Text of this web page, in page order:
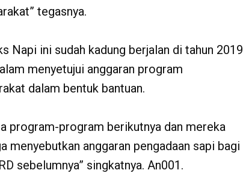
tegasnya.
Napi ini sudah kadung berjalan di tahun 2019
menyetujui anggaran program
dalam bentuk bantuan.
program-program berikutnya dan mereka
menyebutkan anggaran pengadaan sapi bagi
sebelumnya” singkatnya. An001.